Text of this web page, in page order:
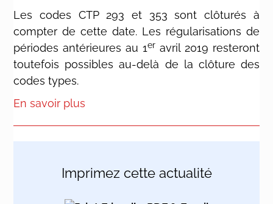
Les codes CTP 293 et 353 sont clôturés à
compter de cette date. Les régularisations de
périodes antérieures au 1er avril 2019 resteront
toutefois possibles au-delà de la clôture des
codes types.
En savoir plus
Imprimez cette actualité